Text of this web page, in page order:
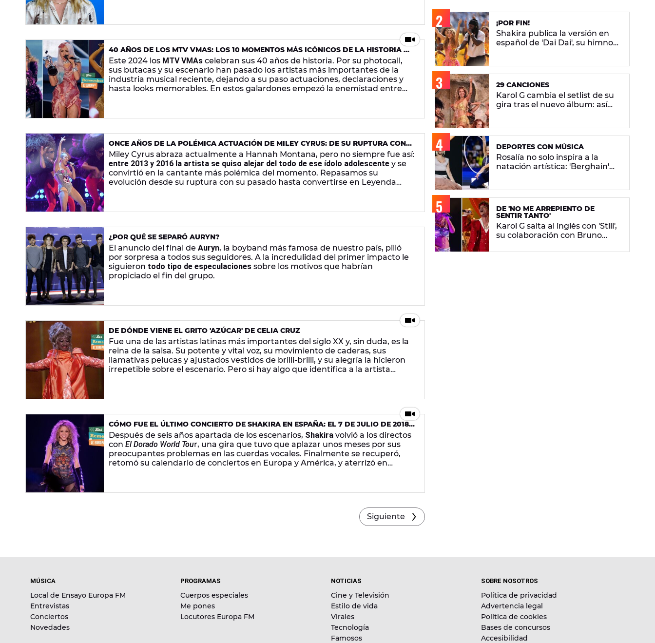
40 AÑOS DE LOS MTV VMAS: LOS 10 MOMENTOS MÁS ICÓNICOS DE LA HISTORIA DE
LOS PREMIOS
Este 2024 los MTV VMAs celebran sus 40 años de historia. Por su photocall,
sus butacas y su escenario han pasado los artistas más importantes de la
industria musical reciente, dejando a su paso actuaciones, declaraciones y
hasta looks memorables. En estos galardones empezó la enemistad entre
ONCE AÑOS DE LA POLÉMICA ACTUACIÓN DE MILEY CYRUS: DE SU RUPTURA CON
HANNAH MONTANA A CONVERTIRSE EN LEYENDA DISNEY
Miley Cyrus abraza actualmente a Hannah Montana, pero no siempre fue así:
entre 2013 y 2016 la artista se quiso alejar del todo de ese ídolo adolescente y se
convirtió en la cantante más polémica del momento. Repasamos su
evolución desde su ruptura con su pasado hasta convertirse en Leyenda
¿POR QUÉ SE SEPARÓ AURYN?
El anuncio del final de Auryn, la boyband más famosa de nuestro país, pilló
por sorpresa a todos sus seguidores. A la incredulidad del primer impacto le
siguieron todo tipo de especulaciones sobre los motivos que habrían
propiciado el fin del grupo.
DE DÓNDE VIENE EL GRITO 'AZÚCAR' DE CELIA CRUZ
Fue una de las artistas latinas más importantes del siglo XX y, sin duda, es la
reina de la salsa. Su potente y vital voz, su movimiento de caderas, sus
llamativas pelucas y ajustados vestidos de brilli-brilli, y su alegría la hicieron
irrepetible sobre el escenario. Pero si hay algo que identifica a la artista
CÓMO FUE EL ÚLTIMO CONCIERTO DE SHAKIRA EN ESPAÑA: EL 7 DE JULIO DE 2018
ACTUÓ CON 'EL DORADO WORLD TOUR'
Después de seis años apartada de los escenarios, Shakira volvió a los directos
con El Dorado World Tour, una gira que tuvo que aplazar unos meses por sus
preocupantes problemas en las cuerdas vocales. Finalmente se recuperó,
retomó su calendario de conciertos en Europa y América, y aterrizó en
Siguiente
¡POR FIN!
Shakira publica la versión en
español de 'Dai Dai', su himno
29 CANCIONES
Karol G cambia el setlist de su
gira tras el nuevo álbum: así
DEPORTES CON MÚSICA
Rosalía no solo inspira a la
natación artística: 'Berghain'
DE 'NO ME ARREPIENTO DE
SENTIR TANTO'
Karol G salta al inglés con 'Still',
su colaboración con Bruno
significado
MÚSICA
Local de Ensayo Europa FM
Entrevistas
Conciertos
Novedades
PROGRAMAS
Cuerpos especiales
Me pones
Locutores Europa FM
NOTICIAS
Cine y Televisión
Estilo de vida
Virales
Tecnología
Famosos
SOBRE NOSOTROS
Política de privacidad
Advertencia legal
Política de cookies
Bases de concursos
Accesibilidad